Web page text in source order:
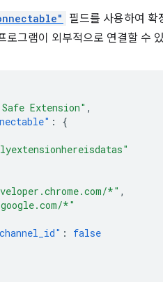
필드를 사용하여 확
로그램이 외부적으로 연결할 수
Extension" ,
:
{
*" ,
*"
:
false